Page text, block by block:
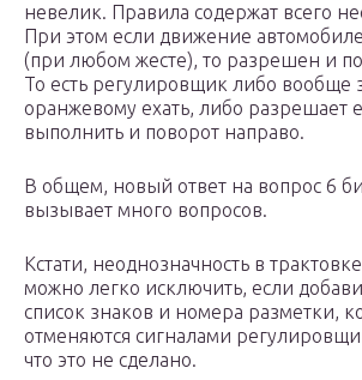
невелик. Правила содержат всего
При этом если движение
(при любом жесте), то разрешен и
То есть регулировщик либо вообще
оранжевому ехать, либо разрешает
выполнить и поворот направо.
В общем, новый ответ на вопрос 6
вызывает много вопросов.
Кстати, неоднозначность в
можно легко исключить, если
список знаков и номера разметки,
отменяются сигналами
что это не сделано.